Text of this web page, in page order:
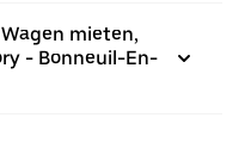
mieten,
- Bonneuil-En-